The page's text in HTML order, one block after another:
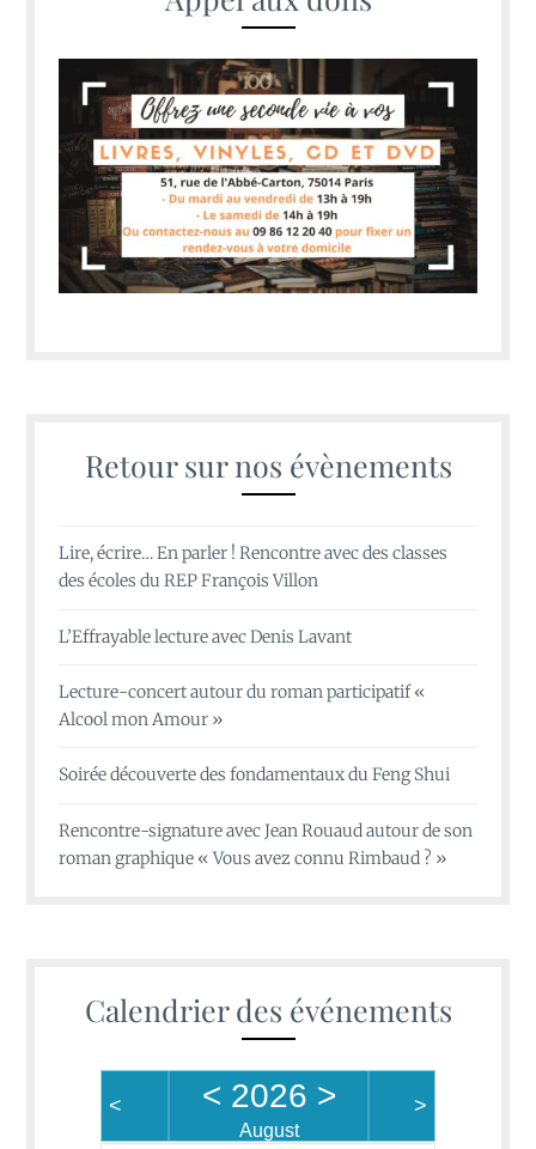
Retour sur nos évènements
Lire, écrire… En parler ! Rencontre avec des classes
des écoles du REP François Villon
L’Effrayable lecture avec Denis Lavant
Lecture-concert autour du roman participatif «
Alcool mon Amour »
Soirée découverte des fondamentaux du Feng Shui
Rencontre-signature avec Jean Rouaud autour de son
roman graphique « Vous avez connu Rimbaud ? »
Calendrier des événements
< < 2026 >
August
>